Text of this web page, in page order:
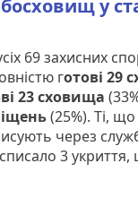
у
69 захисних
готові 29
23 сховища
(25%). Ті,
через
3